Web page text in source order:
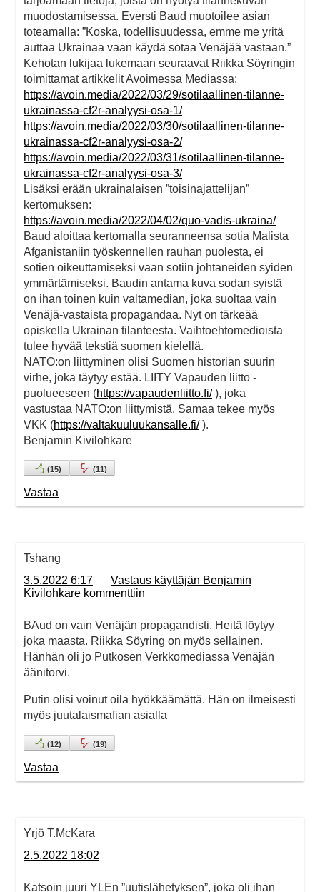
muodostamisessa. Eversti Baud muotoilee asian
toteamalla: ”Koska, todellisuudessa, emme me yritä
auttaa Ukrainaa vaan käydä sotaa Venäjää vastaan.”
Kehotan lukijaa lukemaan seuraavat Riikka Söyringin
toimittamat artikkelit Avoimessa Mediassa:
https://avoin.media/2022/03/29/sotilaallinen-tilanne-
ukrainassa-cf2r-analyysi-osa-1/
https://avoin.media/2022/03/30/sotilaallinen-tilanne-
ukrainassa-cf2r-analyysi-osa-2/
https://avoin.media/2022/03/31/sotilaallinen-tilanne-
ukrainassa-cf2r-analyysi-osa-3/
Lisäksi erään ukrainalaisen ”toisinajattelijan”
kertomuksen:
https://avoin.media/2022/04/02/quo-vadis-ukraina/
Baud aloittaa kertomalla seuranneensa sotia Malista
Afganistaniin työskennellen rauhan puolesta, ei
sotien oikeuttamiseksi vaan sotiin johtaneiden syiden
ymmärtämiseksi. Baudin antama kuva sodan syistä
on ihan toinen kuin valtamedian, joka suoltaa vain
Venäjä-vastaista propagandaa. Nyt on tärkeää
opiskella Ukrainan tilanteesta. Vaihtoehtomedioista
tulee hyvää tekstiä suomen kielellä.
NATO:on liittyminen olisi Suomen historian suurin
virhe, joka täytyy estää. LIITY Vapauden liitto -
puolueeseen (https://vapaudenliitto.fi/), joka
vastustaa NATO:on liittymistä. Samaa tekee myös
VKK (https://valtakuuluukansalle.fi/).
Benjamin Kivilohkare
(15) (11)
Vastaa
Tshang
3.5.2022 6:17
Vastaus käyttäjän Benjamin
Kivilohkare kommenttiin
BAud on vain Venäjän propagandisti. Heitä löytyy
joka maasta. Riikka Söyring on myös sellainen.
Hänhän oli jo Putkosen Verkkomediassa Venäjän
äänitorvi.
Putin olisi voinut oila hyökkäämättä. Hän on ilmeisesti
myös juutalaismafian asialla
(12) (19)
Vastaa
Yrjö T.McKara
2.5.2022 18:02
Katsoin juuri YLEn ”uutislähetyksen”, joka oli ihan